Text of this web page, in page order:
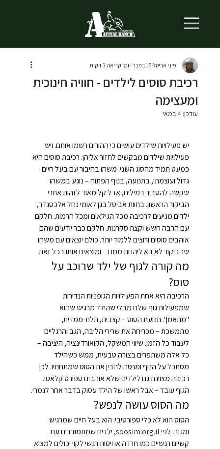
רכיבת סוסים לילדים - חוויה חינוכית
ומעצימה
פיני אביטל 15 בפבר׳ זמן קריאה 3 דקות
עודכן: 4 במאי
יש פעילויות שילדים עושים כי ההורים רשמו אותם. ויש
פעילויות שילדים מבקשים לחזור אליהן. רכיבת סוסים היא
כמעט תמיד מהסוג השני. משהו בחיבור עם בעל חיים
גדול ועוצמתי, בתנועה, בנוף הפתוח – נוגע במשהו
שקשה להסביר במילים, אבל קל מאוד לזהות אחרי
הביקור הראשון. בחוות אביטל בגן לאומי נחל אלכסנדר,
ילדים מגיעים לרכיבה מכל הגילאים ומכל הרמות. חלקם
עם הרבה חשש וקצת סקרנות. חלקם כבר יודעים שהם
אוהבים סוסים ורוצים ללמוד יותר. כולם יוצאים עם משהו
שהביקור לא בא ליהנות ממנו – ומוצאים אותו בכל זאת.
מה קורה לגוף של ילד שרוכב על
סוס?
הרכיבה היא אחת הפעילויות הגופניות הנדירות
שמפעילות גוף שלם מבלי שהילד מרגיש שהוא
"מתאמן". תנועת הסוס – קצבית, תלת-ממדית,
מתמשכת – מכריחה את שרירי הליבה, הגב והרגליים
לעבוד כל הזמן. שיווי המשקל, הקואורדינציה, היציבה –
כל אלה משתפרים בצורה טבעית, ממש כשהילד
מסתכל על הנוף ומנסה להבין את הסוס שמתחתיו. לכן
רכיבה מצוינת גם לילדים שלא אוהבים ספורט קלאסי.
הגוף עובד – אבל ראשו של הילד עסוק בדבר אחר לגמרי.
מה הסוס עושה לנפש?
הסוס הוא לא כלי ספורטיבי. הוא בעל חיים שמרגיש
ומגיב. לפי soosim.org.il, ילדים שמתמודדים עם
קשיים רגשיים כמו חרדה או ויסות רגשי לקוי יכולים למצוא